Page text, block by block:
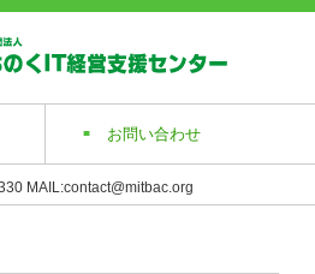
お問い合わせ
MAIL:contact@mitbac.org